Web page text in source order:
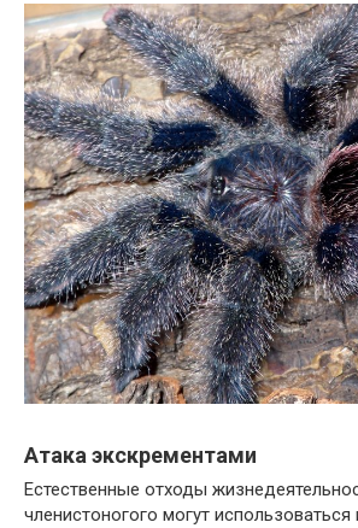
Атака экскрементами
Естественные отходы
членистоногого могут использоваться